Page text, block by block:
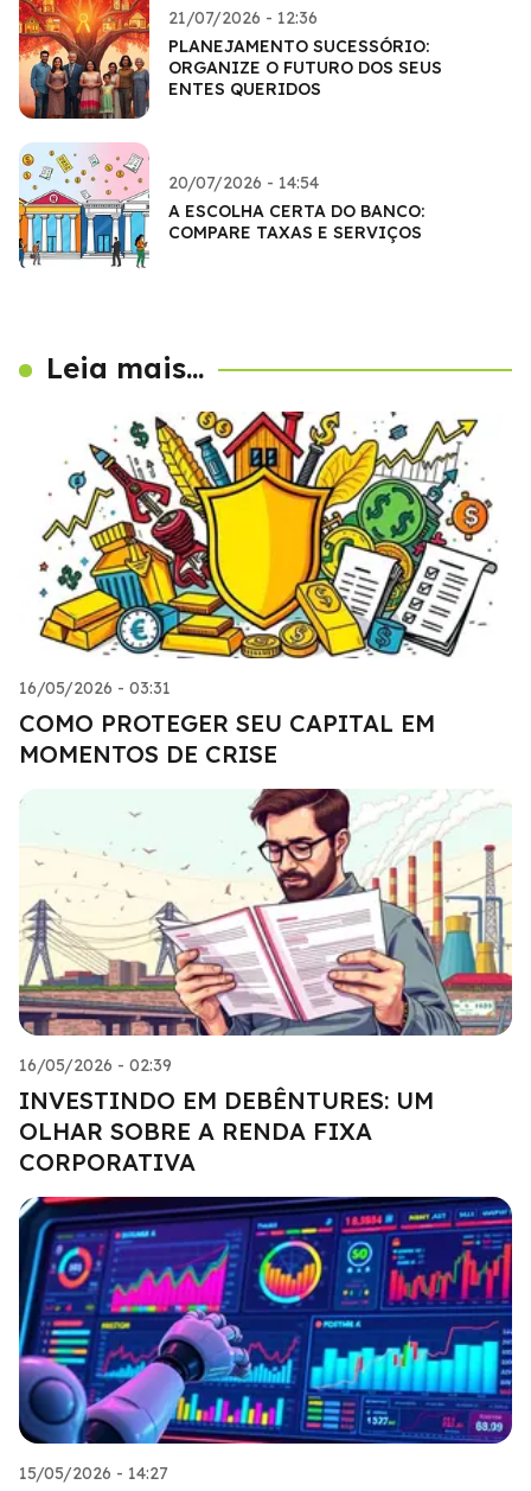
21/07/2026 - 12:36
PLANEJAMENTO SUCESSÓRIO:
ORGANIZE O FUTURO DOS SEUS
ENTES QUERIDOS
20/07/2026 - 14:54
A ESCOLHA CERTA DO BANCO:
COMPARE TAXAS E SERVIÇOS
Leia mais...
16/05/2026 - 03:31
COMO PROTEGER SEU CAPITAL EM
MOMENTOS DE CRISE
16/05/2026 - 02:39
INVESTINDO EM DEBÊNTURES: UM
OLHAR SOBRE A RENDA FIXA
CORPORATIVA
15/05/2026 - 14:27